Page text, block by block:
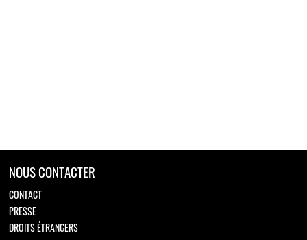
NOUS CONTACTER
CONTACT
PRESSE
DROITS ÉTRANGERS